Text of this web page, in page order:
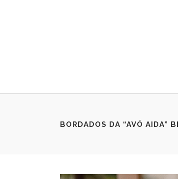
BORDADOS DA “AVÓ AIDA”